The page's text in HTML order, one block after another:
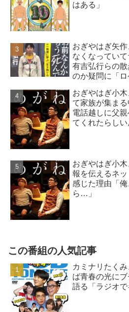
はある」
おぎやはぎ矢
なくなってい
有吉弘行らの
のか疑問に「
おぎやはぎ小
て家族が集ま
電話越しに父
てくれたらし
おぎやはぎ小
報を伝えるネ
感じた理由「
ら…」
この番組の人気記事
カミナリたく
ば青春の光に
語る「ラジオ